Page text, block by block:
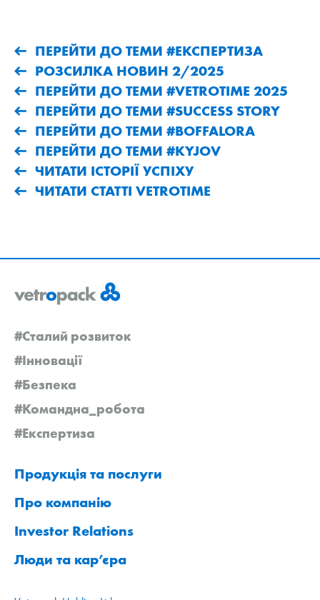
ПЕРЕЙТИ ДО ТЕМИ #ЕКСПЕРТИЗА
РОЗСИЛКА НОВИН 2/2025
ПЕРЕЙТИ ДО ТЕМИ #VETROTIME 2025
ПЕРЕЙТИ ДО ТЕМИ #SUCCESS STORY
ПЕРЕЙТИ ДО ТЕМИ #BOFFALORA
ПЕРЕЙТИ ДО ТЕМИ #KYJOV
ЧИТАТИ ІСТОРІЇ УСПІХУ
ЧИТАТИ СТАТТІ VETROTIME
#Сталий розвиток
#Інновації
#Безпека
#Командна_робота
#Експертиза
Продукція та послуги
Про компанію
Investor Relations
Люди та кар’єра